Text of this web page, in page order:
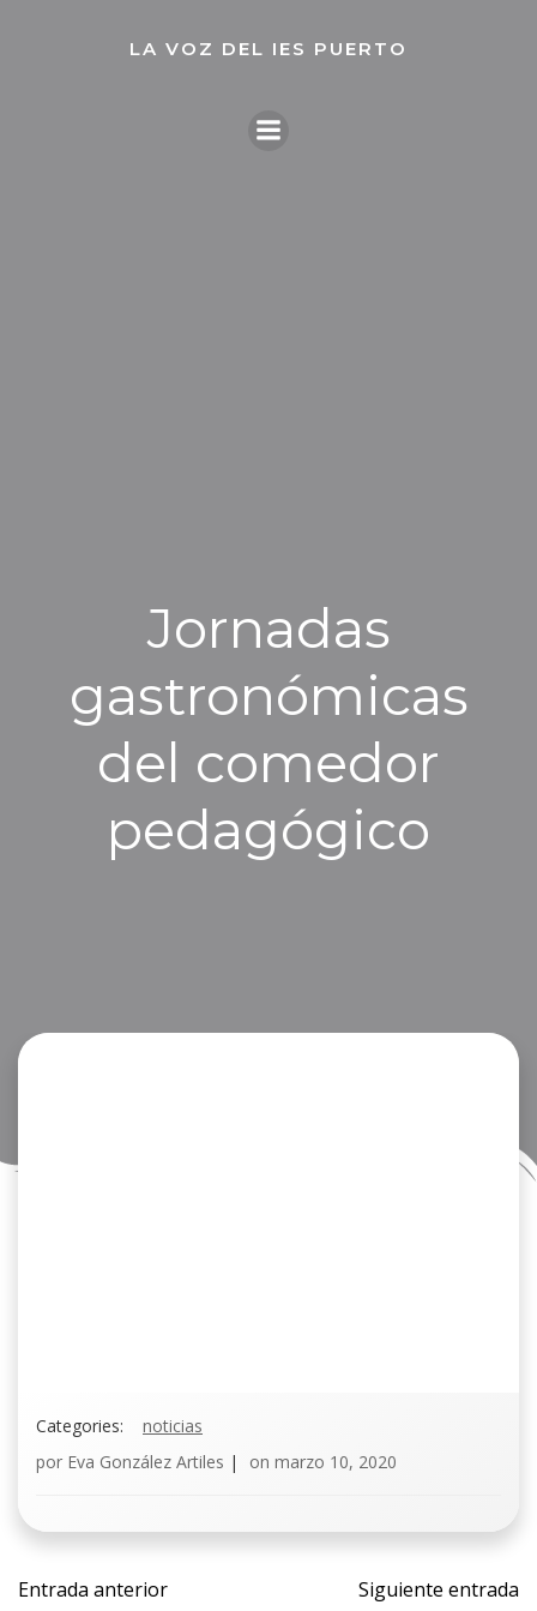
LA VOZ DEL IES PUERTO
Jornadas
gastronómicas
del comedor
pedagógico
Categories:
noticias
por Eva González Artiles | on marzo 10, 2020
Entrada anterior Siguiente entrada